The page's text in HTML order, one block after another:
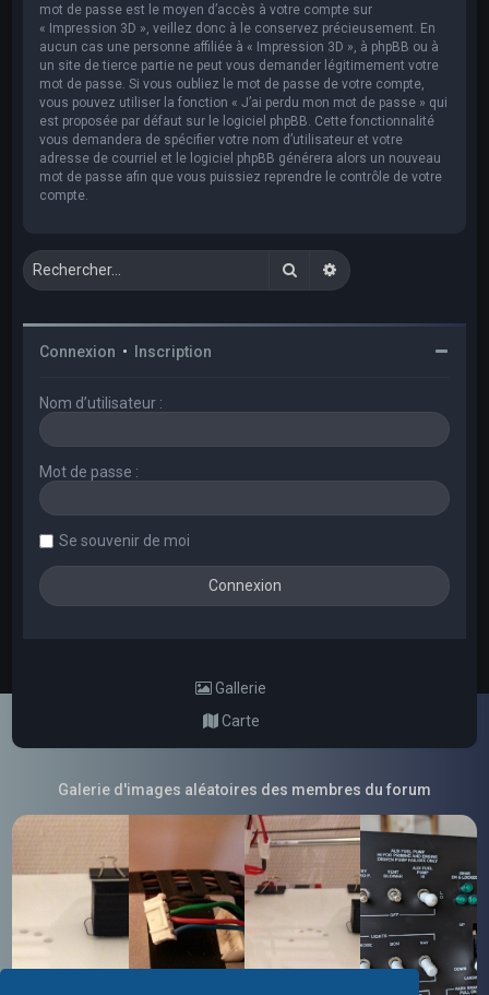
mot de passe est le moyen d’accès à votre compte sur
« Impression 3D », veillez donc à le conservez précieusement. En
aucun cas une personne affiliée à « Impression 3D », à phpBB ou à
un site de tierce partie ne peut vous demander légitimement votre
mot de passe. Si vous oubliez le mot de passe de votre compte,
vous pouvez utiliser la fonction « J’ai perdu mon mot de passe » qui
est proposée par défaut sur le logiciel phpBB. Cette fonctionnalité
vous demandera de spécifier votre nom d’utilisateur et votre
adresse de courriel et le logiciel phpBB générera alors un nouveau
mot de passe afin que vous puissiez reprendre le contrôle de votre
compte.
RechercherRecherche avancée
Connexion • Inscription
Nom d’utilisateur :
Mot de passe :
Se souvenir de moi
Gallerie
Carte
Galerie d'images aléatoires des membres du forum